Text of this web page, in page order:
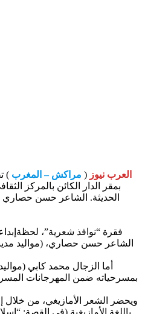
العرب نيوز ( مراكش – المغرب
بمقر الدار الكائن بالمركز
الحديثة. الشاعر حسن حصاري
فقرة “نوافذ شعرية”،
الشاعر حسن حصاري، (مواليد
ويحضر الشعر الأمازيغي، من خلال